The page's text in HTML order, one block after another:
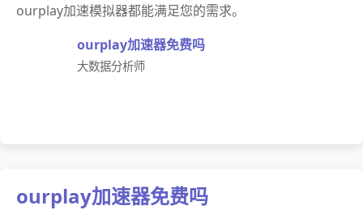
ourplay加速模拟器都能满足您的需求。
ourplay加速器免费吗
大数据分析师
ourplay加速器免费吗